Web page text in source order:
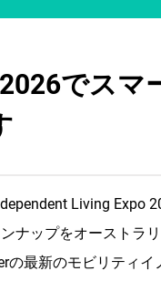
でスマ
Living Expo
ナップをオーストラ
の最新のモビリティイ